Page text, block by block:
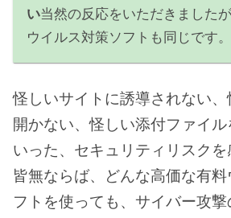
い当然の反応をいただきました
ウイルス対策ソフトも同じです。
怪しいサイトに誘導されない
開かない、怪しい添付ファイル
いった、セキュリティリスク
皆無ならば、どんな高価な有
フトを使っても、サイバー攻